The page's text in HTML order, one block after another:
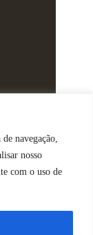
navegação,
nosso
com o uso de
MG